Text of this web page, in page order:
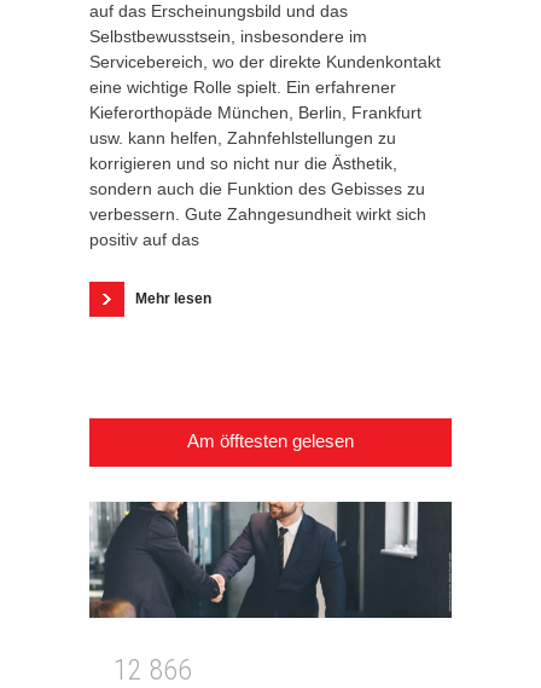
auf das Erscheinungsbild und das
Selbstbewusstsein, insbesondere im
Servicebereich, wo der direkte Kundenkontakt
eine wichtige Rolle spielt. Ein erfahrener
Kieferorthopäde München, Berlin, Frankfurt
usw. kann helfen, Zahnfehlstellungen zu
korrigieren und so nicht nur die Ästhetik,
sondern auch die Funktion des Gebisses zu
verbessern. Gute Zahngesundheit wirkt sich
positiv auf das
Mehr lesen
Am öfftesten gelesen
1 2 866